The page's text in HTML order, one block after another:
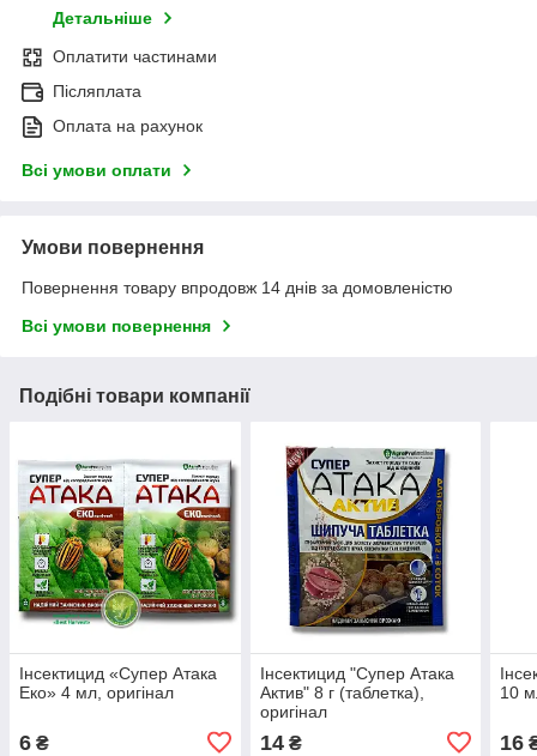
Детальніше
Оплатити частинами
Післяплата
Оплата на рахунок
Всі умови оплати
Умови повернення
Повернення товару впродовж 14 днів за домовленістю
Всі умови повернення
Подібні товари компанії
Інсектицид «Супер Атака
Еко» 4 мл, оригінал
6 ₴
Інсектицид "Супер Атака
Актив" 8 г (таблетка),
оригінал
14₴
10
16